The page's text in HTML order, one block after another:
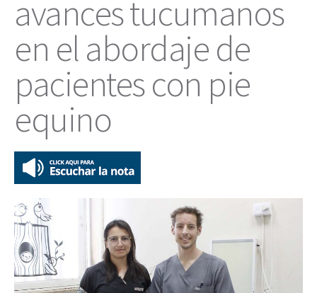
avances tucumanos
en el abordaje de
pacientes con pie
equino